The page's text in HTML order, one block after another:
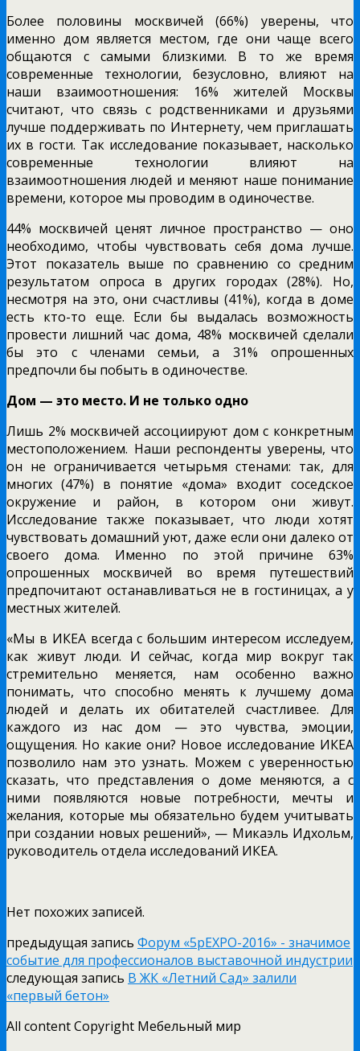
Более половины москвичей (66%) уверены, что
именно дом является местом, где они чаще всего
общаются с самыми близкими. В то же время
современные технологии, безусловно, влияют на
наши взаимоотношения: 16% жителей Москвы
считают, что связь с родственниками и друзьями
лучше поддерживать по Интернету, чем приглашать
их в гости. Так исследование показывает, насколько
современные технологии влияют на
взаимоотношения людей и меняют наше понимание
времени, которое мы проводим в одиночестве.
44% москвичей ценят личное пространство — оно
необходимо, чтобы чувствовать себя дома лучше.
Этот показатель выше по сравнению со средним
результатом опроса в других городах (28%). Но,
несмотря на это, они счастливы (41%), когда в доме
есть кто-то еще. Если бы выдалась возможность
провести лишний час дома, 48% москвичей сделали
бы это с членами семьи, а 31% опрошенных
предпочли бы побыть в одиночестве.
Дом — это место. И не только одно
Лишь 2% москвичей ассоциируют дом с конкретным
местоположением. Наши респонденты уверены, что
он не ограничивается четырьмя стенами: так, для
многих (47%) в понятие «дома» входит соседское
окружение и район, в котором они живут.
Исследование также показывает, что люди хотят
чувствовать домашний уют, даже если они далеко от
своего дома. Именно по этой причине 63%
опрошенных москвичей во время путешествий
предпочитают останавливаться не в гостиницах, а у
местных жителей.
«Мы в ИКЕА всегда с большим интересом исследуем,
как живут люди. И сейчас, когда мир вокруг так
стремительно меняется, нам особенно важно
понимать, что способно менять к лучшему дома
людей и делать их обитателей счастливее. Для
каждого из нас дом — это чувства, эмоции,
ощущения. Но какие они? Новое исследование ИКЕА
позволило нам это узнать. Можем с уверенностью
сказать, что представления о доме меняются, а с
ними появляются новые потребности, мечты и
желания, которые мы обязательно будем учитывать
при создании новых решений», — Микаэль Идхольм,
руководитель отдела исследований ИКЕА.
Нет похожих записей.
предыдущая запись Форум «5pEXPO-2016» - значимое
событие для профессионалов выставочной индустрии
следующая запись В ЖК «Летний Сад» залили
«первый бетон»
All content Copyright Мебельный мир